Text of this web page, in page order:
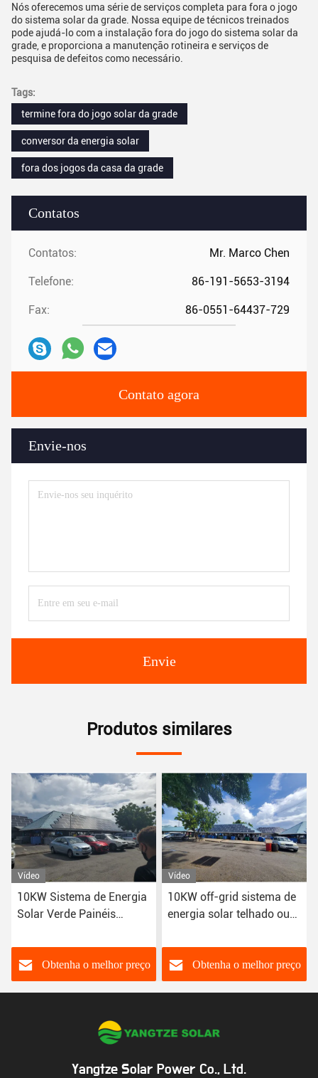
Contatos
Contatos: Mr. Marco Chen
Telefone: 86-191-5653-3194
Fax: 86-0551-64437-729
Contato agora
Envie-nos
Envie
Nós oferecemos uma série de serviços completa para fora o jogo
do sistema solar da grade. Nossa equipe de técnicos treinados
pode ajudá-lo com a instalação fora do jogo do sistema solar da
grade, e proporciona a manutenção rotineira e serviços de
pesquisa de defeitos como necessário.
Tags:
termine fora do jogo solar da grade
conversor da energia solar
fora dos jogos da casa da grade
Produtos similares
Vídeo
10KW off-grid sistema de
energia solar telhado ou
material de liga de
alumínioObtenha o melhor preço
Vídeo
Sistema solar de 10 kW
com bateria de fosfato de
Obtenha o melhor preço
Yangtze Solar Power Co., Ltd.